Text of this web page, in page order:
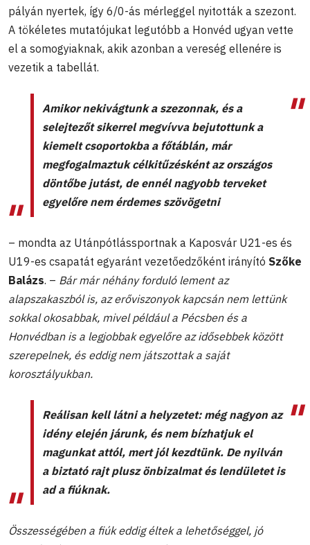
pályán nyertek, így 6/0-ás mérleggel nyitották a szezont.
A tökéletes mutatójukat legutóbb a Honvéd ugyan vette
el a somogyiaknak, akik azonban a vereség ellenére is
vezetik a tabellát.
Amikor nekivágtunk a szezonnak, és a
selejtezőt sikerrel megvívva bejutottunk a
kiemelt csoportokba a főtáblán, már
megfogalmaztuk célkitűzésként az országos
döntőbe jutást, de ennél nagyobb terveket
egyelőre nem érdemes szövögetni
– mondta az Utánpótlássportnak a Kaposvár U21-es és
U19-es csapatát egyaránt vezetőedzőként irányító Szőke
Balázs. – Bár már néhány forduló lement az
alapszakaszból is, az erőviszonyok kapcsán nem lettünk
sokkal okosabbak, mivel például a Pécsben és a
Honvédban is a legjobbak egyelőre az idősebbek között
szerepelnek, és eddig nem játszottak a saját
korosztályukban.
Reálisan kell látni a helyzetet: még nagyon az
idény elején járunk, és nem bízhatjuk el
magunkat attól, mert jól kezdtünk. De nyilván
a biztató rajt plusz önbizalmat és lendületet is
ad a fiúknak.
Összességében a fiúk eddig éltek a lehetőséggel, jó